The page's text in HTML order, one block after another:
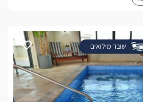
שובר מילואים